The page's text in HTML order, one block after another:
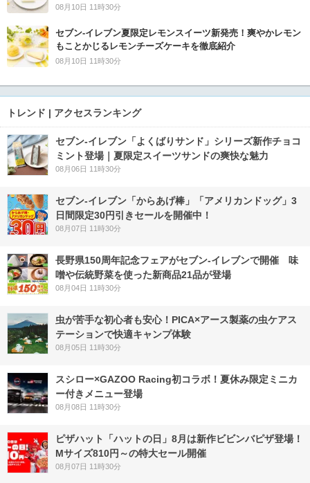
08月10日 11時30分
セブン‐イレブン夏限定レモンスイーツ新発売！爽やかレモン
もことかじるレモンチーズケーキを徹底紹介
08月10日 11時30分
トレンド | アクセスランキング
セブン‐イレブン「よくばりサンド」シリーズ新作チョコ
ミント登場｜夏限定スイーツサンドの爽快な魅力
08月06日 11時30分
セブン‐イレブン「からあげ棒」「アメリカンドッグ」3
日間限定30円引きセールを開催中！
08月07日 11時30分
長野県150周年記念フェアがセブン-イレブンで開催 味
噌や伝統野菜を使った新商品21品が登場
08月04日 11時30分
虫が苦手な初心者も安心！PICA×アース製薬の虫ケアス
テーションで快適キャンプ体験
08月05日 11時30分
スシロー×GAZOO Racing初コラボ！夏休み限定ミニカ
ー付きメニュー登場
08月08日 11時30分
ピザハット「ハットの日」8月は新作ビビンバピザ登場！
Mサイズ810円～の特大セール開催
08月07日 11時30分